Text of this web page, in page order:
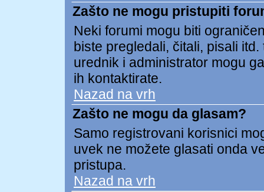
Zašto ne mogu pristupiti
Neki forumi mogu biti
biste pregledali, čitali, pisali
urednik i administrator mogu
ih kontaktirate.
Nazad na vrh
Zašto ne mogu da glasam?
Samo registrovani korisnici
uvek ne možete glasati onda
pristupa.
Nazad na vrh